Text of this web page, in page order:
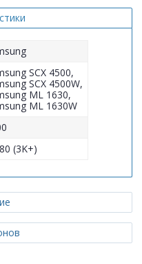
SCX 4500,
SCX 4500W,
ML 1630,
ML 1630W
(3K+)